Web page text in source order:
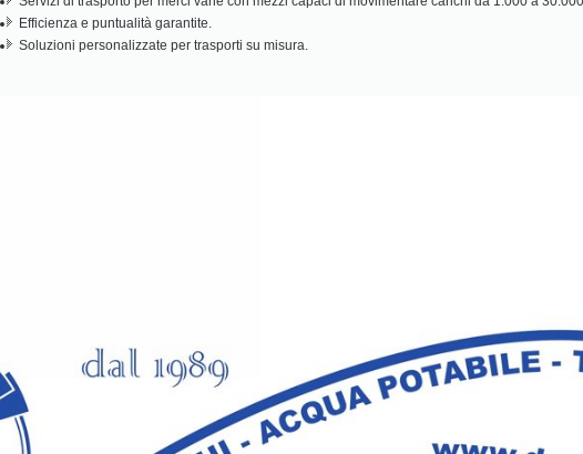
Efficienza e puntualità garantite.
Soluzioni personalizzate per trasporti su misura.